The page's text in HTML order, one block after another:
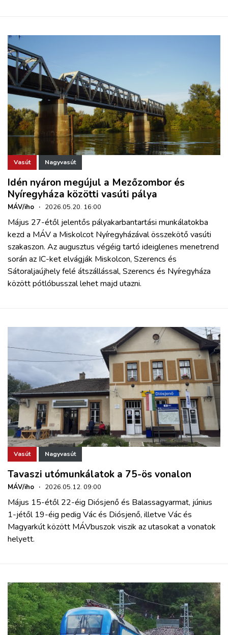
Vasút Nagyvasút
Idén nyáron megújul a Mezőzombor és
Nyíregyháza közötti vasúti pálya
MÁV/iho · 2026.05.20. 16:00
Május 27-étől jelentős pályakarbantartási munkálatokba
kezd a MÁV a Miskolcot Nyíregyházával összekötő vasúti
szakaszon. Az augusztus végéig tartó ideiglenes menetrend
során az IC-ket elvágják Miskolcon, Szerencs és
Sátoraljaújhely felé átszállással, Szerencs és Nyíregyháza
között pótlóbusszal lehet majd utazni.
Vasút Nagyvasút
Tavaszi utómunkálatok a 75-ös vonalon
MÁV/iho · 2026.05.12. 09:00
Május 15-étől 22-éig Diósjenő és Balassagyarmat, június
1-jétől 19-éig pedig Vác és Diósjenő, illetve Vác és
Magyarkút között MÁVbuszok viszik az utasokat a vonatok
helyett.